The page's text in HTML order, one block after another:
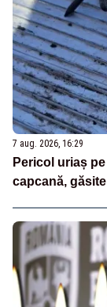
7 aug. 2026, 16:29
Pericol uriaș
capcană,